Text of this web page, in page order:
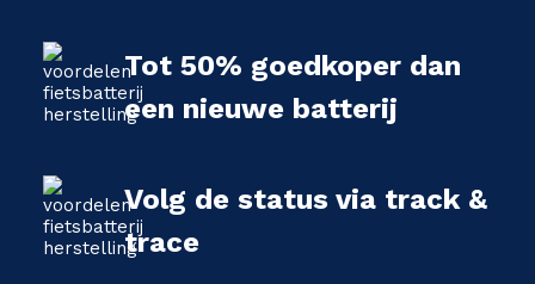
Tot 50% goedkoper dan
een nieuwe batterij
Volg de status via track &
trace